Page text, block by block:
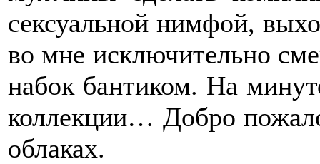
сексуальной нимфой,
во мне исключительно
набок бантиком. На
коллекции… Добро
облаках.